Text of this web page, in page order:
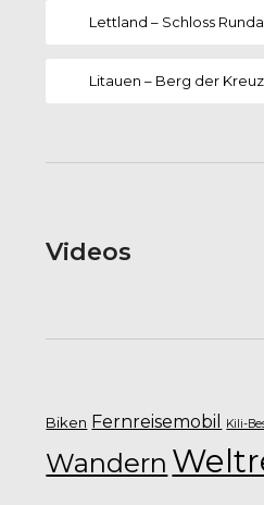
Lettland – Schloss
Litauen – Berg der
Videos
Biken Fernreisemobil Kili-
Wandern